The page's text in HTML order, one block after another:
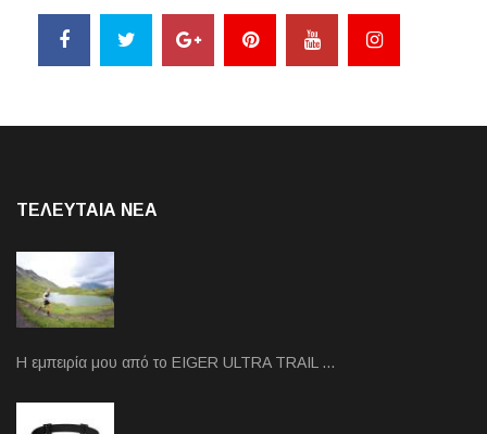
ΤΕΛΕΥΤΑΙΑ NEA
Η εμπειρία μου από το EIGER ULTRA TRAIL …